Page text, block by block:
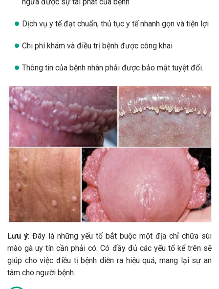
ngừa được sự tái phát của bệnh
Dịch vụ y tế đạt chuẩn, thủ tục y tế nhanh gọn và tiện lợi
Chi phí khám và điều trị bệnh được công khai
Thông tin của bệnh nhân phải được bảo mật tuyệt đối.
Lưu ý: Đây là những yếu tố bắt buộc một địa chỉ chữa sùi
mào gà uy tín cần phải có. Có đầy đủ các yếu tố kể trên sẽ
giúp cho việc điều tị bệnh diễn ra hiệu quả, mang lại sự an
tâm cho người bệnh.